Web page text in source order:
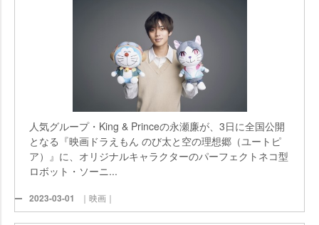
人気グループ・King & Princeの永瀬廉が、3日に全国公開
となる『映画ドラえもん のび太と空の理想郷（ユートピ
ア）』に、オリジナルキャラクターのパーフェクトネコ型
ロボット・ソーニ...
2023-03-01 ｜映画｜